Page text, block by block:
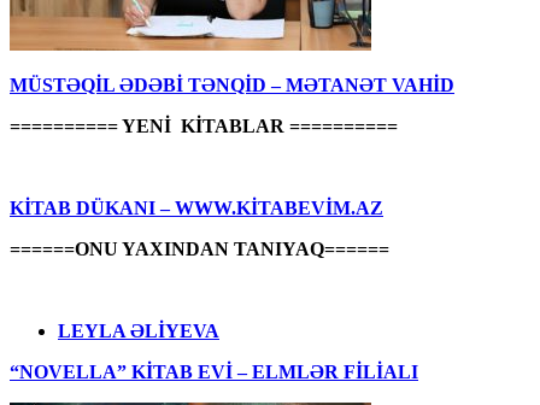
MÜSTƏQİL ƏDƏBİ TƏNQİD – MƏTANƏT VAHİD
========== YENİ KİTABLAR ==========
KİTAB DÜKANI – WWW.KİTABEVİM.AZ
======ONU YAXINDAN TANIYAQ======
LEYLA ƏLİYEVA
“NOVELLA” KİTAB EVİ – ELMLƏR FİLİALI